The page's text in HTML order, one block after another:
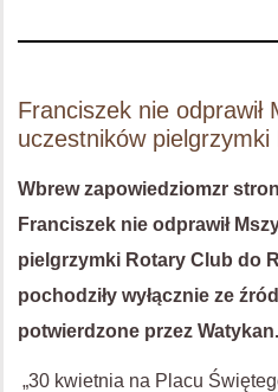
Franciszek nie odprawił
uczestników pielgrzymki
Wbrew zapowiedziomzr
Franciszek nie odprawił
pielgrzymki Rotary Club do
pochodziły wyłącznie ze
potwierdzone przez Watykan.
„30 kwietnia na Placu